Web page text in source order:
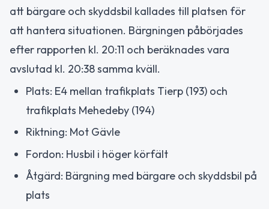
att bärgare och skyddsbil kallades till platsen för
att hantera situationen. Bärgningen påbörjades
efter rapporten kl. 20:11 och beräknades vara
avslutad kl. 20:38 samma kväll.
Plats: E4 mellan trafikplats Tierp (193) och
trafikplats Mehedeby (194)
Riktning: Mot Gävle
Fordon: Husbil i höger körfält
Åtgärd: Bärgning med bärgare och skyddsbil på
plats